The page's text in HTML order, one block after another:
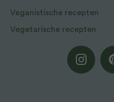
Veganistische recepten
Vegetarische recepten